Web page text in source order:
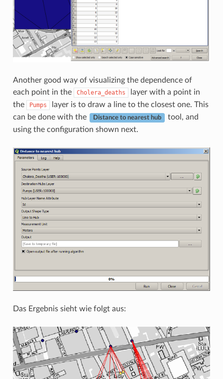
Another good way of visualizing the dependence of
each point in the
Cholera_deaths
layer with a point in
the
Pumps
layer is to draw a line to the closest one. This
can be done with the
Distance to nearest hub
tool, and
using the configuration shown next.
Das Ergebnis sieht wie folgt aus: